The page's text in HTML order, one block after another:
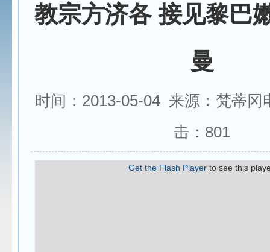
教宗方济各 接见黎巴
曼
时间：2013-05-04 来源：梵蒂
击： 801
Get the Flash Playerto see this